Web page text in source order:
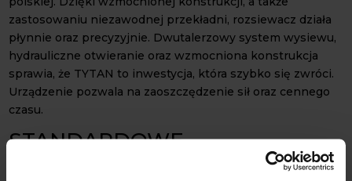
zastosowaniu niezawodnej przekładni, rozsiewacz działa
płynnie oraz precyzyjnie. Dwutalerzowy system wysiewu,
hydrauliczne otwieranie oraz wzmocniona konstrukcja
sprawia, że TYTAN to inwestycja, która szybko się zwróci.
Urządzenie pozwala na zaoszczędzenie sił oraz cennego
czasu.
STANDARDOWE